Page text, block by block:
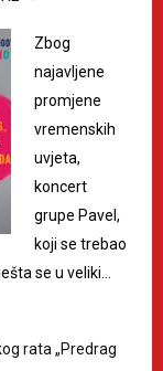
Zbog
najavljene
promjene
vremenskih
uvjeta,
koncert
grupe Pavel,
koji se trebao
se u veliki…
rata „Predrag